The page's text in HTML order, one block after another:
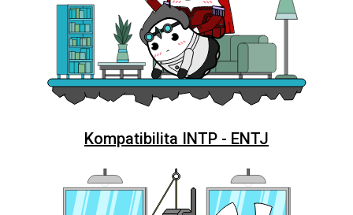
Kompatibilita INTP - ENTJ